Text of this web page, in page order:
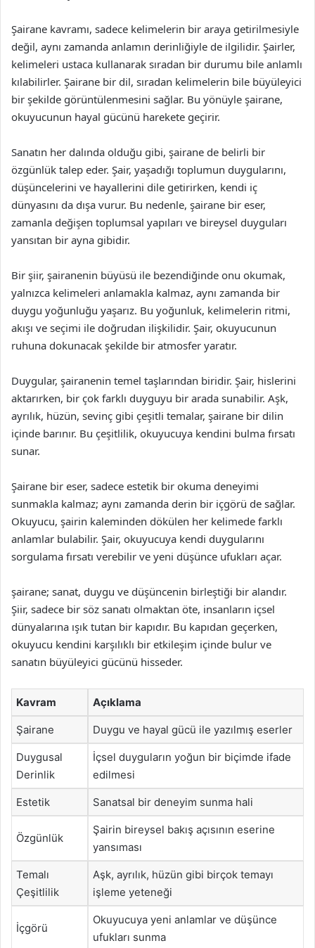
Şairane kavramı, sadece kelimelerin bir araya getirilmesiyle
değil, aynı zamanda anlamın derinliğiyle de ilgilidir. Şairler,
kelimeleri ustaca kullanarak sıradan bir durumu bile anlamlı
kılabilirler. Şairane bir dil, sıradan kelimelerin bile büyüleyici
bir şekilde görüntülenmesini sağlar. Bu yönüyle şairane,
okuyucunun hayal gücünü harekete geçirir.
Sanatın her dalında olduğu gibi, şairane de belirli bir
özgünlük talep eder. Şair, yaşadığı toplumun duygularını,
düşüncelerini ve hayallerini dile getirirken, kendi iç
dünyasını da dışa vurur. Bu nedenle, şairane bir eser,
zamanla değişen toplumsal yapıları ve bireysel duyguları
yansıtan bir ayna gibidir.
Bir şiir, şairanenin büyüsü ile bezendiğinde onu okumak,
yalnızca kelimeleri anlamakla kalmaz, aynı zamanda bir
duygu yoğunluğu yaşarız. Bu yoğunluk, kelimelerin ritmi,
akışı ve seçimi ile doğrudan ilişkilidir. Şair, okuyucunun
ruhuna dokunacak şekilde bir atmosfer yaratır.
Duygular, şairanenin temel taşlarından biridir. Şair, hislerini
aktarırken, bir çok farklı duyguyu bir arada sunabilir. Aşk,
ayrılık, hüzün, sevinç gibi çeşitli temalar, şairane bir dilin
içinde barınır. Bu çeşitlilik, okuyucuya kendini bulma fırsatı
sunar.
Şairane bir eser, sadece estetik bir okuma deneyimi
sunmakla kalmaz; aynı zamanda derin bir içgörü de sağlar.
Okuyucu, şairin kaleminden dökülen her kelimede farklı
anlamlar bulabilir. Şair, okuyucuya kendi duygularını
sorgulama fırsatı verebilir ve yeni düşünce ufukları açar.
şairane; sanat, duygu ve düşüncenin birleştiği bir alandır.
Şiir, sadece bir söz sanatı olmaktan öte, insanların içsel
dünyalarına ışık tutan bir kapıdır. Bu kapıdan geçerken,
okuyucu kendini karşılıklı bir etkileşim içinde bulur ve
sanatın büyüleyici gücünü hisseder.
Kavram Açıklama
Şairane Duygu ve hayal gücü ile yazılmış eserler
Duygusal
Derinlik
İçsel duyguların yoğun bir biçimde ifade
edilmesi
Estetik Sanatsal bir deneyim sunma hali
Özgünlük
Şairin bireysel bakış açısının eserine
yansıması
Temalı
Çeşitlilik
Aşk, ayrılık, hüzün gibi birçok temayı
işleme yeteneği
İçgörü
Okuyucuya yeni anlamlar ve düşünce
ufukları sunma